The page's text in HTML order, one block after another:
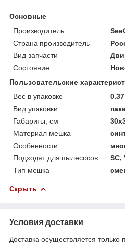
Основные
Производитель
Страна производитель
Вид запчасти
Состояние
Пользовательские
Вес в упаковке
0.37
Вид упаковки
Габариты, см
Материал мешка
Особенности
Подходят для пылесосов
SC,
Тип мешка
Скрыть
Условия доставки
Доставка осуществляется только